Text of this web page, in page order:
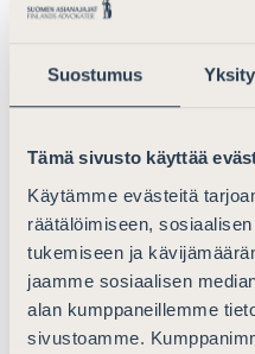
Suostumus
Tämä sivusto käyttää
Käytämme evästeitä
räätälöimiseen,
tukemiseen ja
jaamme sosiaalisen
alan kumppaneillemme
sivustoamme.
Advokaatti:
...saadaan
aikataulussa. – Tämän
julkisessa keskustelussa.
on keskinäinen luottamus,
Lue artikkeli: Eero-Pekka
yhteiskuntaan...